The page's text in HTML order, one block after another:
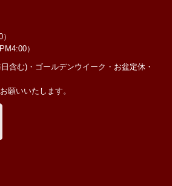
）
含む)・ゴールデンウイーク・お盆定休・
願いいたします。